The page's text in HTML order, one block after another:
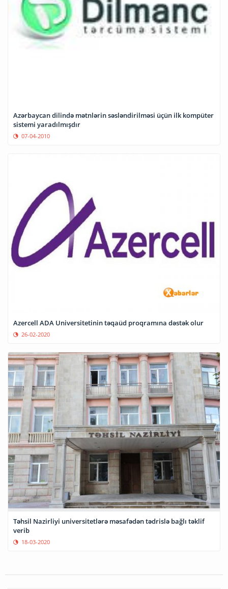
Azərbaycan dilində mətnlərin səsləndirilməsi üçün ilk kompüter
sistemi yaradılmışdır
07-04-2010
Azercell ADA Universitetinin təqaüd proqramına dəstək olur
26-02-2020
Təhsil Nazirliyi universitetlərə məsafədən tədrislə bağlı təklif
verib
18-03-2020